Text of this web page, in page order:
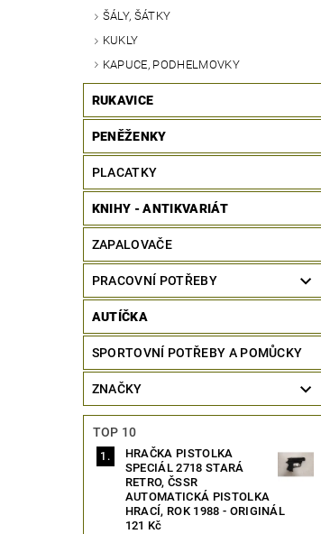
ŠÁLY, ŠÁTKY
KUKLY
KAPUCE, PODHELMOVKY
RUKAVICE
PENĚŽENKY
PLACATKY
KNIHY - ANTIKVARIÁT
ZAPALOVAČE
PRACOVNÍ POTŘEBY
AUTÍČKA
SPORTOVNÍ POTŘEBY A POMŮCKY
ZNAČKY
TOP 10
HRAČKA PISTOLKA
SPECIÁL 2718 STARÁ
RETRO, ČSSR
AUTOMATICKÁ PISTOLKA
HRACÍ, ROK 1988 - ORIGINÁL
121 Kč